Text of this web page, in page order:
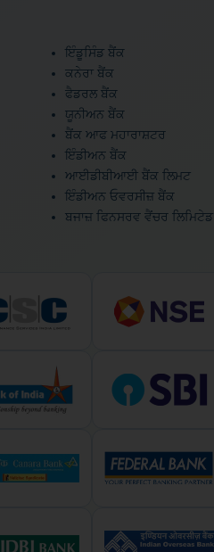
ਇੰਡੂਸਿੰਡ ਬੈਂਕ
ਕਨੇਰਾ ਬੈਂਕ
ਫੈਡਰਲ ਬੈਂਕ
ਯੂਨੀਅਨ ਬੈਂਕ
ਬੈਂਕ ਆਫ ਮਹਾਰਾਸ਼ਟਰ
ਇੰਡੀਅਨ ਬੈਂਕ
ਆਈਡੀਬੀਆਈ ਬੈਂਕ ਲਿਮਟ
ਇੰਡੀਅਨ ਓਵਰਸੀਜ਼ ਬੈਂਕ
ਬਜਾਜ਼ ਫਿਨਸਰਵ ਵੈਂਚਰ ਲਿਮਿਟੇਡ